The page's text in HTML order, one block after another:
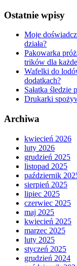
Ostatnie wpisy
Moje
działa?
Pakowarka
trików dla
Wafelki do
dodatkach?
Sałatka śledzie
Drukarki
Archiwa
kwiecień 2026
luty 2026
grudzień 2025
listopad 2025
październik
sierpień 2025
lipiec 2025
czerwiec 2025
maj 2025
kwiecień 2025
marzec 2025
luty 2025
styczeń 2025
grudzień 2024